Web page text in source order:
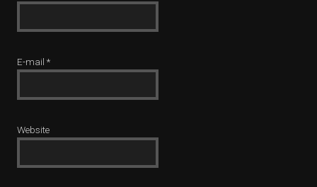
E-mail *
Website